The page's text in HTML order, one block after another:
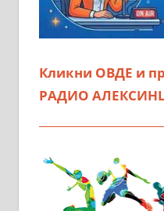
Кликни ОВДЕ и
РАДИО